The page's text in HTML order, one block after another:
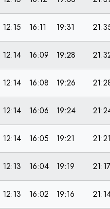
12:15 16:11 19:31
12:14 16:09 19:28
12:14 16:08 19:26
12:14 16:06 19:24
12:14 16:05 19:21
12:13 16:04 19:19 21:17
12:13 16:02 19:16